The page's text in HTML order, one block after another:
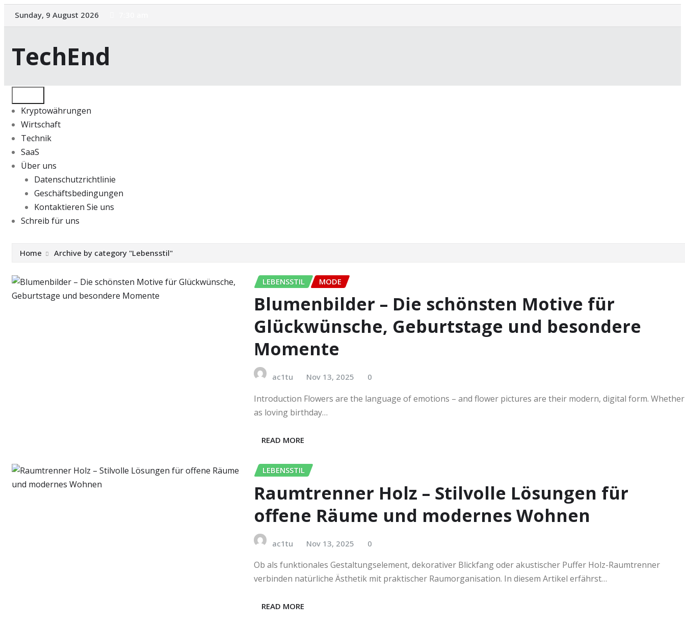
Skip
to
Sunday, 9 August 2026
TechEnd
Kryptowährungen
Wirtschaft
Technik
SaaS
Über uns
Datenschutzrichtlinie
Geschäftsbedingungen
Kontaktieren Sie uns
Schreib für uns
Home Archive by category "Lebensstil"
LEBENSSTIL MODE
Blumenbilder – Die schönsten Motive für
Glückwünsche, Geburtstage und besondere
Momente
ac1tu Nov 13, 2025 0
Introduction Flowers are the language of emotions – and flower pictures are their modern, digital form. Whether
as loving birthday…
READ MORE
LEBENSSTIL
Raumtrenner Holz – Stilvolle Lösungen für
offene Räume und modernes Wohnen
ac1tu Nov 13, 2025 0
Ob als funktionales Gestaltungselement, dekorativer Blickfang oder akustischer Puffer Holz-Raumtrenner
verbinden natürliche Ästhetik mit praktischer Raumorganisation. In diesem Artikel erfährst…
READ MORE